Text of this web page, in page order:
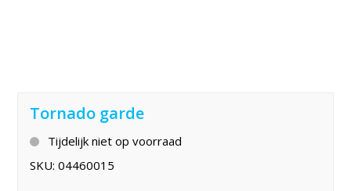
Tornado garde
Tijdelijk niet op voorraad
SKU:04460015